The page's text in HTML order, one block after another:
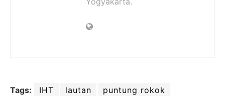
Tags: IHT lautan
puntung rokok